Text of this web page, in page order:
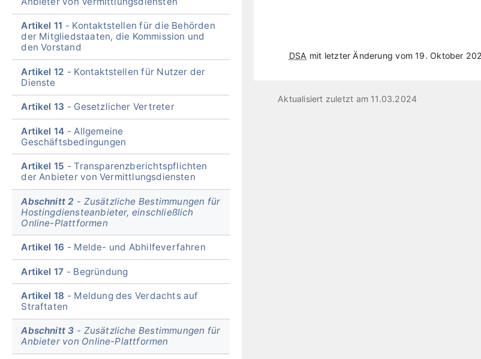
DSA mit letzter Änderung vom 19. Oktober
Aktualisiert zuletzt am 11.03.2024
Artikel 11
Kontaktstellen für die Behörden
der Mitgliedstaaten, die Kommission und
den Vorstand
Artikel 12
Kontaktstellen für Nutzer der
Dienste
Artikel 13 Gesetzlicher Vertreter
Artikel 14
Allgemeine
Geschäftsbedingungen
Artikel 15
Transparenzberichtspflichten
der Anbieter von Vermittlungsdiensten
Abschnitt 2
Zusätzliche Bestimmungen für
Hostingdiensteanbieter, einschließlich
Online-Plattformen
Artikel 16 Melde- und Abhilfeverfahren
Artikel 17 Begründung
Artikel 18
Meldung des Verdachts auf
Straftaten
Abschnitt 3
Zusätzliche Bestimmungen für
Anbieter von Online-Plattformen